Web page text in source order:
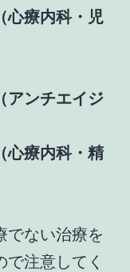
心療内科・児
アンチエイジ
心療内科・精
でない治療を
注意してく